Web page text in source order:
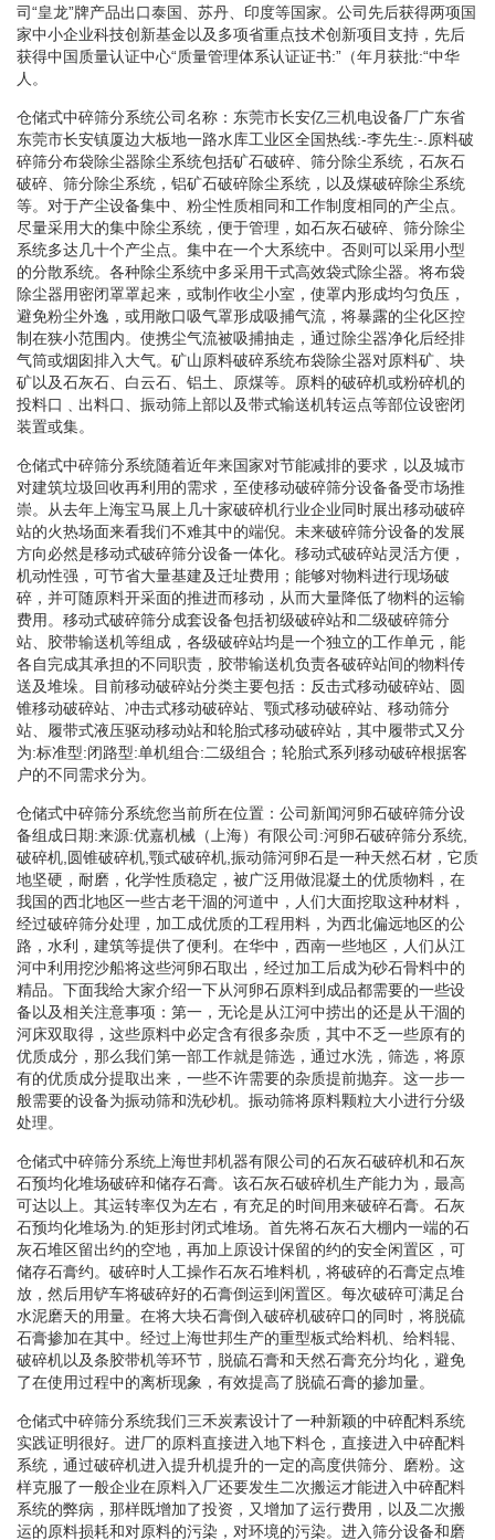
司“皇龙”牌产品出口泰国、苏丹、印度等国家。公司先后获得两项国
家中小企业科技创新基金以及多项省重点技术创新项目支持，先后
获得中国质量认证中心“质量管理体系认证证书:”（年月获批:“中华
人。
仓储式中碎筛分系统公司名称：东莞市长安亿三机电设备厂广东省
东莞市长安镇厦边大板地一路水库工业区全国热线:-李先生:-.原料破
碎筛分布袋除尘器除尘系统包括矿石破碎、筛分除尘系统，石灰石
破碎、筛分除尘系统，铝矿石破碎除尘系统，以及煤破碎除尘系统
等。对于产尘设备集中、粉尘性质相同和工作制度相同的产尘点。
尽量采用大的集中除尘系统，便于管理，如石灰石破碎、筛分除尘
系统多达几十个产尘点。集中在一个大系统中。否则可以采用小型
的分散系统。各种除尘系统中多采用干式高效袋式除尘器。将布袋
除尘器用密闭罩罩起来，或制作收尘小室，使罩内形成均匀负压，
避免粉尘外逸，或用敞口吸气罩形成吸捕气流，将暴露的尘化区控
制在狭小范围内。使携尘气流被吸捕抽走，通过除尘器净化后经排
气筒或烟囱排入大气。矿山原料破碎系统布袋除尘器对原料矿、块
矿以及石灰石、白云石、铝土、原煤等。原料的破碎机或粉碎机的
投料口﹑出料口、振动筛上部以及带式输送机转运点等部位设密闭
装置或集。
仓储式中碎筛分系统随着近年来国家对节能减排的要求，以及城市
对建筑垃圾回收再利用的需求，至使移动破碎筛分设备备受市场推
崇。从去年上海宝马展上几十家破碎机行业企业同时展出移动破碎
站的火热场面来看我们不难其中的端倪。未来破碎筛分设备的发展
方向必然是移动式破碎筛分设备一体化。移动式破碎站灵活方便，
机动性强，可节省大量基建及迁址费用；能够对物料进行现场破
碎，并可随原料开采面的推进而移动，从而大量降低了物料的运输
费用。移动式破碎筛分成套设备包括初级破碎站和二级破碎筛分
站、胶带输送机等组成，各级破碎站均是一个独立的工作单元，能
各自完成其承担的不同职责，胶带输送机负责各破碎站间的物料传
送及堆垛。目前移动破碎站分类主要包括：反击式移动破碎站、圆
锥移动破碎站、冲击式移动破碎站、颚式移动破碎站、移动筛分
站、履带式液压驱动移动站和轮胎式移动破碎站，其中履带式又分
为:标准型:闭路型:单机组合:二级组合；轮胎式系列移动破碎根据客
户的不同需求分为。
仓储式中碎筛分系统您当前所在位置：公司新闻河卵石破碎筛分设
备组成日期:来源:优嘉机械（上海）有限公司:河卵石破碎筛分系统,
破碎机,圆锥破碎机,颚式破碎机,振动筛河卵石是一种天然石材，它质
地坚硬，耐磨，化学性质稳定，被广泛用做混凝土的优质物料，在
我国的西北地区一些古老干涸的河道中，人们大面挖取这种材料，
经过破碎筛分处理，加工成优质的工程用料，为西北偏远地区的公
路，水利，建筑等提供了便利。在华中，西南一些地区，人们从江
河中利用挖沙船将这些河卵石取出，经过加工后成为砂石骨料中的
精品。下面我给大家介绍一下从河卵石原料到成品都需要的一些设
备以及相关注意事项：第一，无论是从江河中捞出的还是从干涸的
河床双取得，这些原料中必定含有很多杂质，其中不乏一些原有的
优质成分，那么我们第一部工作就是筛选，通过水洗，筛选，将原
有的优质成分提取出来，一些不许需要的杂质提前抛弃。这一步一
般需要的设备为振动筛和洗砂机。振动筛将原料颗粒大小进行分级
处理。
仓储式中碎筛分系统上海世邦机器有限公司的石灰石破碎机和石灰
石预均化堆场破碎和储存石膏。该石灰石破碎机生产能力为，最高
可达以上。其运转率仅为左右，有充足的时间用来破碎石膏。石灰
石预均化堆场为.的矩形封闭式堆场。首先将石灰石大棚内一端的石
灰石堆区留出约的空地，再加上原设计保留的约的安全闲置区，可
储存石膏约。破碎时人工操作石灰石堆料机，将破碎的石膏定点堆
放，然后用铲车将破碎好的石膏倒运到闲置区。每次破碎可满足台
水泥磨天的用量。在将大块石膏倒入破碎机破碎口的同时，将脱硫
石膏掺加在其中。经过上海世邦生产的重型板式给料机、给料辊、
破碎机以及条胶带机等环节，脱硫石膏和天然石膏充分均化，避免
了在使用过程中的离析现象，有效提高了脱硫石膏的掺加量。
仓储式中碎筛分系统我们三禾炭素设计了一种新颖的中碎配料系统
实践证明很好。进厂的原料直接进入地下料仓，直接进入中碎配料
系统，通过破碎机进入提升机提升的一定的高度供筛分、磨粉。这
样克服了一般企业在原料入厂还要发生二次搬运才能进入中碎配料
系统的弊病，那样既增加了投资，又增加了运行费用，以及二次搬
运的原料损耗和对原料的污染，对环境的污染。进入筛分设备和磨